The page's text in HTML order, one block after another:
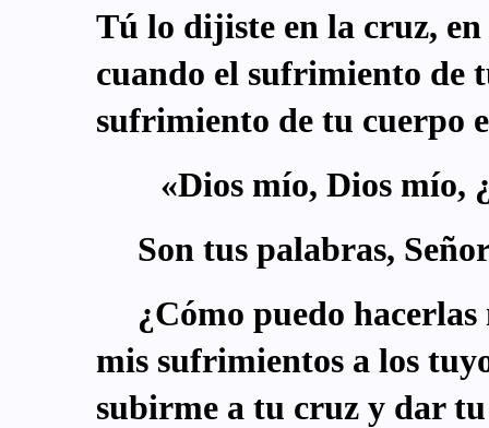
Tú lo dijiste en la cruz,
cuando el sufrimiento de
sufrimiento de tu cuerpo
«Dios mío, Dios mío,
Son tus palabras,
¿Cómo puedo
mis sufrimientos a los
subirme a tu cruz y dar